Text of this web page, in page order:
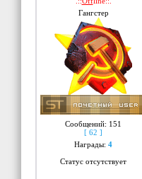
Гангстер
Сообщений: 151
[ 62 ]
Награды: 4
Статус отсутствует